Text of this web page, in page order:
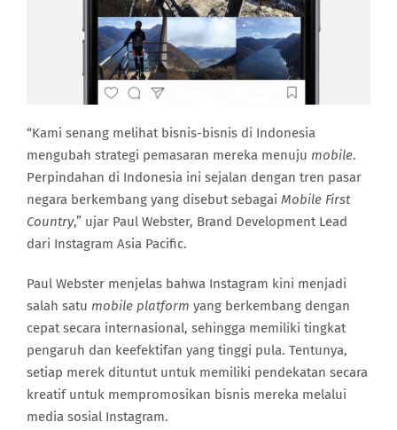
“Kami senang melihat bisnis-bisnis di Indonesia
mengubah strategi pemasaran mereka menuju mobile.
Perpindahan di Indonesia ini sejalan dengan tren pasar
negara berkembang yang disebut sebagai Mobile First
Country,” ujar Paul Webster, Brand Development Lead
dari Instagram Asia Pacific.
Paul Webster menjelas bahwa Instagram kini menjadi
salah satu mobile platform yang berkembang dengan
cepat secara internasional, sehingga memiliki tingkat
pengaruh dan keefektifan yang tinggi pula. Tentunya,
setiap merek dituntut untuk memiliki pendekatan secara
kreatif untuk mempromosikan bisnis mereka melalui
media sosial Instagram.